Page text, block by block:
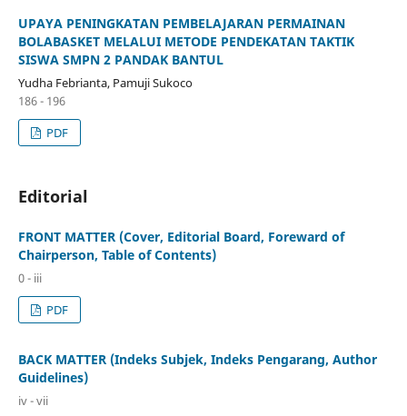
UPAYA PENINGKATAN PEMBELAJARAN PERMAINAN
BOLABASKET MELALUI METODE PENDEKATAN TAKTIK
SISWA SMPN 2 PANDAK BANTUL
Yudha Febrianta, Pamuji Sukoco
186 - 196
PDF
Editorial
FRONT MATTER (Cover, Editorial Board, Foreward of
Chairperson, Table of Contents)
0 - iii
PDF
BACK MATTER (Indeks Subjek, Indeks Pengarang, Author
Guidelines)
iv - vii